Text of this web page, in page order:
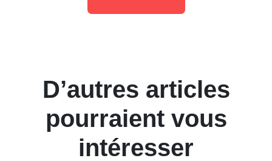
D’autres articles
pourraient vous
intéresser